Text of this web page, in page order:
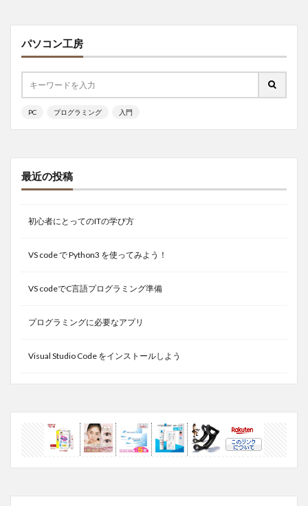
パソコン工房
PC プログラミング 入門
最近の投稿
初心者にとってのITの学び方
VS code で Python3 を使ってみよう！
VS codeでC言語プログラミング準備
プログラミングに必要なアプリ
Visual Studio Code をインストールしよう